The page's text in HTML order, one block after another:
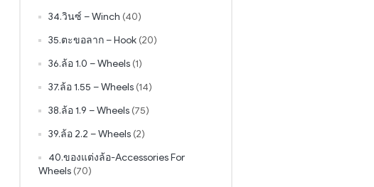
34.วินซ์ – Winch (40)
35.ตะขอลาก – Hook (20)
36.ล้อ 1.0 – Wheels (1)
37.ล้อ 1.55 – Wheels (14)
38.ล้อ 1.9 – Wheels (75)
39.ล้อ 2.2 – Wheels (2)
40.ของแต่งล้อ-Accessories For
Wheels (70)